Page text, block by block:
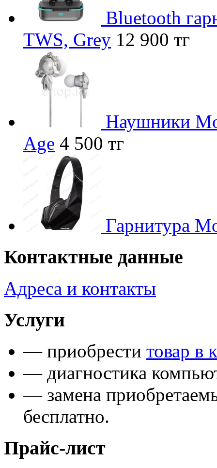
Bluetooth
TWS, Grey 12 900 тг
Наушники
Age 4 500 тг
Гарнитура
Контактные данные
Адреса и контакты
Услуги
— приобрести товар в
— диагностика
— замена
бесплатно.
Прайс-лист